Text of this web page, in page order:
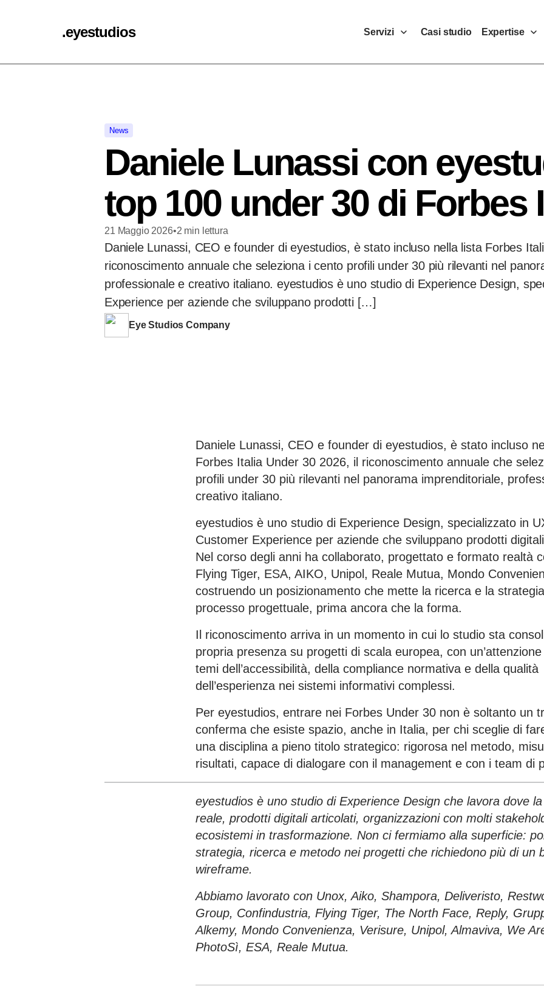
.eyestudios Servizi Casi studio Expertise
News
Daniele Lunassi con
top 100 under 30 di Forbes
21 Maggio 2026•2 min lettura
Daniele Lunassi, CEO e founder di eyestudios, è stato incluso nella lista Forbes
riconoscimento annuale che seleziona i cento profili under 30 più rilevanti nel
professionale e creativo italiano. eyestudios è uno studio di Experience Design,
Experience per aziende che sviluppano prodotti […]
Eye Studios Company
Daniele Lunassi, CEO e founder di eyestudios, è stato incluso
Forbes Italia Under 30 2026, il riconoscimento annuale che
profili under 30 più rilevanti nel panorama imprenditoriale,
creativo italiano.
eyestudios è uno studio di Experience Design, specializzato in
Customer Experience per aziende che sviluppano prodotti
Nel corso degli anni ha collaborato, progettato e formato realtà
Flying Tiger, ESA, AIKO, Unipol, Reale Mutua, Mondo
costruendo un posizionamento che mette la ricerca e la
processo progettuale, prima ancora che la forma.
Il riconoscimento arriva in un momento in cui lo studio sta
propria presenza su progetti di scala europea, con
temi dell’accessibilità, della compliance normativa e della qualità
dell’esperienza nei sistemi informativi complessi.
Per eyestudios, entrare nei Forbes Under 30 non è soltanto un
conferma che esiste spazio, anche in Italia, per chi sceglie di
una disciplina a pieno titolo strategico: rigorosa nel metodo,
risultati, capace di dialogare con il management e con i team di
eyestudios è uno studio di Experience Design che lavora dove
reale, prodotti digitali articolati, organizzazioni con molti
ecosistemi in trasformazione. Non ci fermiamo alla superficie:
strategia, ricerca e metodo nei progetti che richiedono più di un
wireframe.
Abbiamo lavorato con Unox, Aiko, Shampora, Deliveristo,
Group, Confindustria, Flying Tiger, The North Face, Reply,
Alkemy, Mondo Convenienza, Verisure, Unipol, Almaviva, We
PhotoSì, ESA, Reale Mutua.